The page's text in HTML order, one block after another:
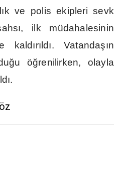
ı k ve polis ekipleri sevk
ahsı, ilk müdahalesinin
kaldırı ldı. Vatandaşın
ğu öğrenilirken, olayla
ldı.